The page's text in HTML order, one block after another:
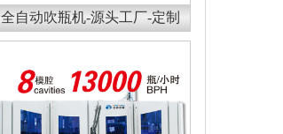
全自动吹瓶机-源头工厂-定制